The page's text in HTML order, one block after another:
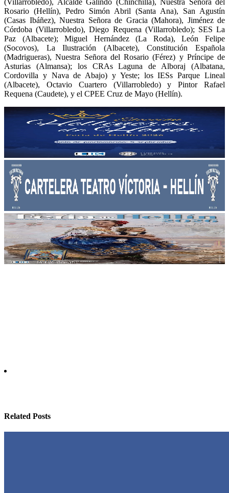
Rosario (Hellín), Pedro Simón Abril (Santa Ana), San Agustín
(Casas Ibáñez), Nuestra Señora de Gracia (Mahora), Jiménez de
Córdoba (Villarrobledo), Diego Requena (Villarrobledo); SES La
Paz (Albacete); Miguel Hernández (La Roda), León Felipe
(Socovos), La Ilustración (Albacete), Constitución Española
(Madrigueras), Nuestra Señora del Rosario (Férez) y Príncipe de
Asturias (Almansa); los CRAs Laguna de Alboraj (Albatana,
Cordovilla y Nava de Abajo) y Yeste; los IESs Parque Lineal
(Albacete), Octavio Cuartero (Villarrobledo) y Pintor Rafael
Requena (Caudete), y el CPEE Cruz de Mayo (Hellín).
Related Posts